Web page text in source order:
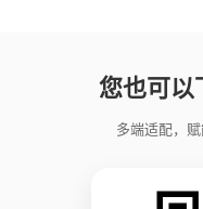
您也可以
多端适配，